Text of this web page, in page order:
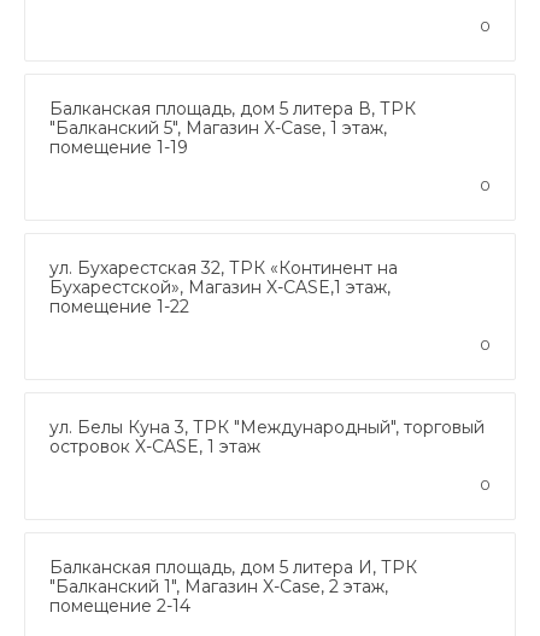
0
Балканская площадь, дом 5 литера В, ТРК
"Балканский 5", Магазин X-Case, 1 этаж,
помещение 1-19
0
ул. Бухарестская 32, ТРК «Континент на
Бухарестской», Магазин X-CASE,1 этаж,
помещение 1-22
0
ул. Белы Куна 3, ТРК "Международный", торговый
островок X-CASE, 1 этаж
0
Балканская площадь, дом 5 литера И, ТРК
"Балканский 1", Магазин X-Case, 2 этаж,
помещение 2-14